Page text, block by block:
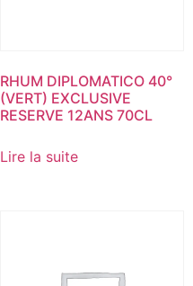
RHUM DIPLOMATICO 40°
(VERT) EXCLUSIVE
RESERVE 12ANS 70CL
Lire la suite